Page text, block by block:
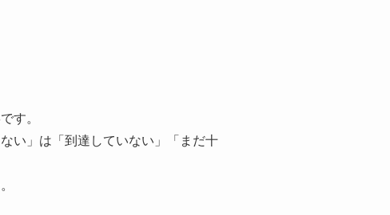
す。
い」は「到達していない」「まだ十